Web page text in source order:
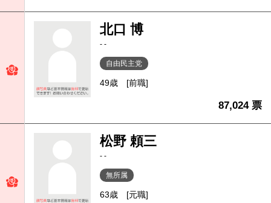
北口 博
- -
自由民主党
49歳 [前職]
87,024 票
松野 頼三
- -
無所属
63歳 [元職]